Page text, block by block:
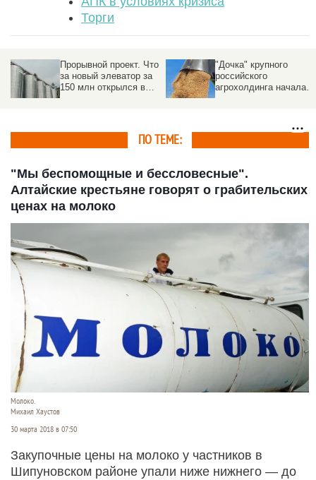
Торги
"Дочка" крупного
российского
агрохолдинга начала
С экс-директора
скандально известной
фирмы требуют
ПО ТЕМЕ:
"Мы беспомощные и бессловесные".
Алтайские крестьяне говорят о грабительских
ценах на молоко
Молоко.
Михаил Хаустов
30 марта 2018 в 07:50
Закупочные цены на молоко у частников в
Шипуновском районе упали ниже нижнего — до